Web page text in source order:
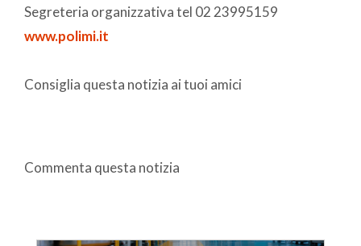
Segreteria organizzativa tel 02 23995159
www.polimi.it
Consiglia questa notizia ai tuoi amici
Commenta questa notizia